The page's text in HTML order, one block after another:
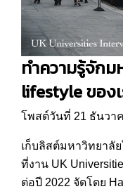
ทำความรู้จักม
lifestyle ของ
โพสต์วันที่ 21 ธันวา
เก็บลิสต์มหาวิทยาลั
ที่งาน UK
ต่อปี 2022 จัดโดย